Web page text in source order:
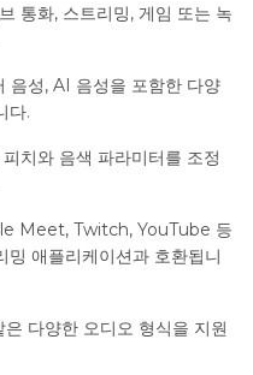
통화, 스트리밍, 게임 또는 녹
음성, AI 음성을 포함한 다양
다.
치와 음색 파라미터를 조정
Meet, Twitch, YouTube 등
애플리케이션과 호환됩니
다양한 오디오 형식을 지원